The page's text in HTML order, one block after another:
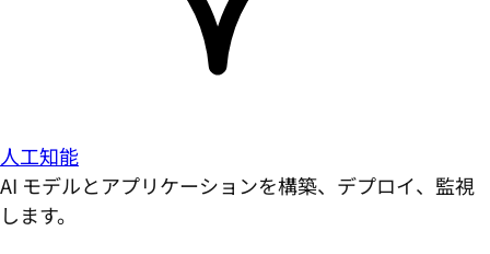
人工知能
AI モデルとアプリケーションを構築、デプロイ、監視
します。